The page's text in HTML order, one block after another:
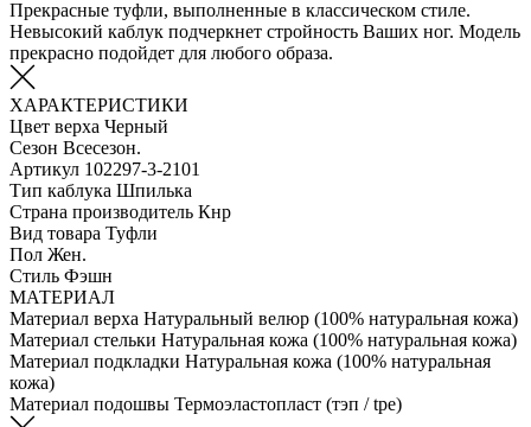
Прекрасные туфли, выполненные в классическом стиле.
Невысокий каблук подчеркнет стройность Ваших ног. Модель
прекрасно подойдет для любого образа.
ХАРАКТЕРИСТИКИ
Цвет верха Черный
Сезон Всесезон.
Артикул 102297-3-2101
Тип каблука Шпилька
Страна производитель Кнр
Вид товара Туфли
Пол Жен.
Стиль Фэшн
МАТЕРИАЛ
Материал верха Натуральный велюр (100% натуральная кожа)
Материал стельки Натуральная кожа (100% натуральная кожа)
Материал подкладки Натуральная кожа (100% натуральная
кожа)
Материал подошвы Термоэластопласт (тэп / tpe)